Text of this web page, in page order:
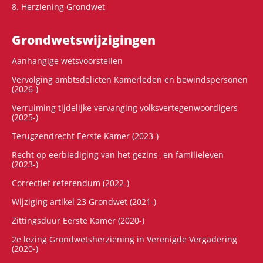
8. Herziening Grondwet
Grondwets­wijzigingen
Aanhangige wetsvoorstellen
Vervolging ambtsdelicten Kamerleden en bewindspersonen
(2026-)
Verruiming tijdelijke vervanging volksvertegenwoordigers
(2025-)
Terugzendrecht Eerste Kamer (2023-)
Recht op eerbiediging van het gezins- en familieleven
(2023-)
Correctief referendum (2022-)
Wijziging artikel 23 Grondwet (2021-)
Zittingsduur Eerste Kamer (2020-)
2e lezing Grondwetsherziening in Verenigde Vergadering
(2020-)